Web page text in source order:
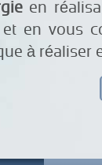
en
en vous
à réaliser